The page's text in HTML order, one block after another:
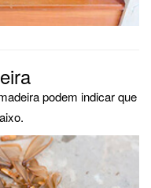
podem indicar que